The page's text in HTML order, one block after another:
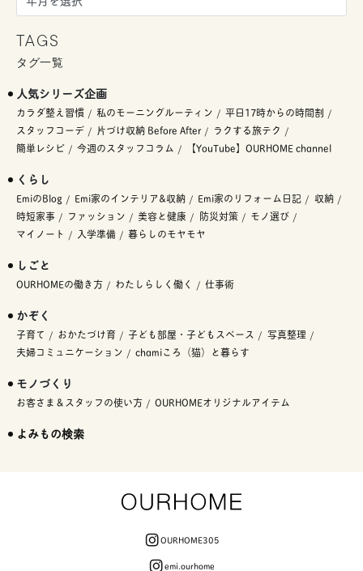
TAGS
タグ一覧
人気シリーズ企画
カラダ整え習慣 私のモーニングルーティン
平日17時からの時間割
スタッフコーデ
片づけ収納 Before After
ラクする旅テク
簡単レシピ
今週のスタッフコラム 【YouTube】OURHOME channel
くらし
EmiのBlog Emi家のインテリア&収納 Emi家のリフォーム日記
収納
時短家事
ファッション 美容と健康 防災対策
モノ選び
マイノート
入学準備 暮らしのモヤモヤ
しごと
OURHOMEの働き方 わたしらしく働く 仕事術
かぞく
子育て おかたづけ育 子ども部屋・子どもスペース
写真整理
夫婦コミュニケーション
chamiころ（猫）と暮らす
モノづくり
お客さま＆スタッフの使い方 OURHOMEオリジナルアイテム
よみもの検索
OURHOME305
emi.ourhome